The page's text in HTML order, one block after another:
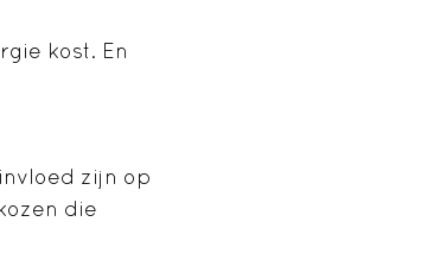
kost. En
zijn op
die